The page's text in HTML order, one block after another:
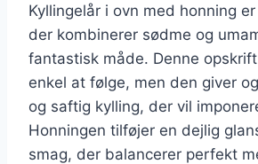
Kyllingelår i ovn med honning
der kombinerer sødme og
fantastisk måde. Denne
enkel at følge, men den giver
og saftig kylling, der vil
Honningen tilføjer en dejlig
smag, der balancerer perfekt